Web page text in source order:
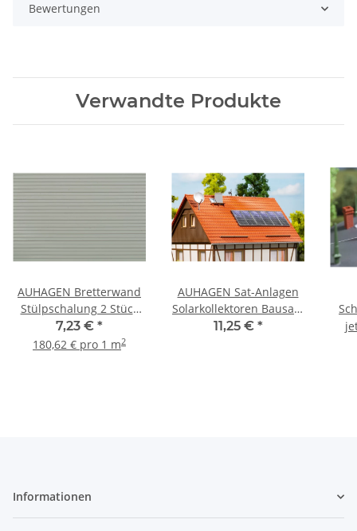
Bewertungen
Verwandte Produkte
AUHAGEN Bretterwand
Stülpschalung 2 Stück
52239 Spur H0 TT
7,23 € *
180,62 € pro 1 m2
AUHAGEN Sat-Anlagen
Solarkollektoren Bausatz
41651 Spur H0
11,25 € *
Informationen